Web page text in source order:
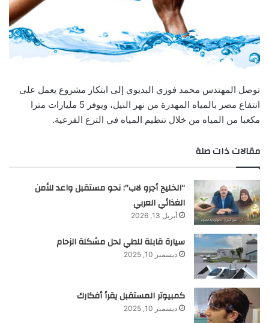
توصل المهندس محمد فوزي البديوي إلى ابتكار مشروع يعمل على
انتفاع مصر بالمياه المهدرة من نهر النيل، ويوفر 5 مليارات مترا
مكعبا من المياه من خلال تنظيم المياه في الترع الفرعية.
مقالات ذات صلة
“الخليج أجرو لاب”: نحو مستقبل واعد للأمن
الغذائي العربي
أبريل 13, 2026
سيارة قابلة للطي لحل مشكلة الزحام
ديسمبر 10, 2025
كمبيوتر المستقبل يقرأ أفكارك
ديسمبر 10, 2025